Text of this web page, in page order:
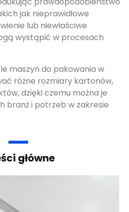
jak nieprawidłowe
lub niewłaściwe
wystąpić w procesach
maszyn do pakowania w
różne rozmiary kartonów,
dzięki czemu można je
branż i potrzeb w zakresie
główne